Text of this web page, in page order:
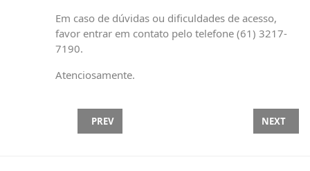
Em caso de dúvidas ou dificuldades de acesso,
favor entrar em contato pelo telefone (61) 3217-
7190.
Atenciosamente.
PREVIOUS ARTICLE: SINCOMERCIÁRIOS DE
PREV NEXT
NEXT